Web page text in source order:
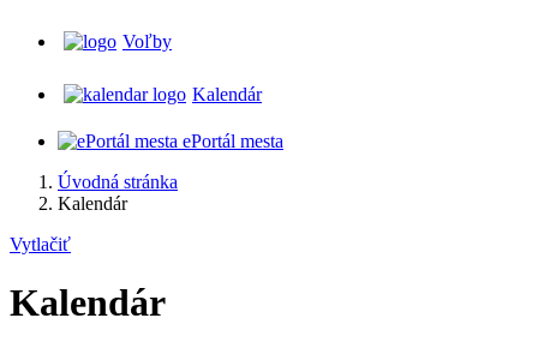
Voľby
Kalendár
ePortál mesta
Úvodná stránka
Kalendár
Vytlačiť
Kalendár